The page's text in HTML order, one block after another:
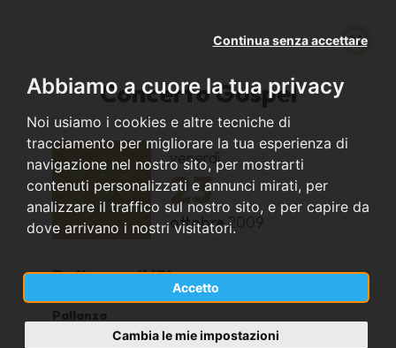
Abbiamo a cuore la tua privacy
Noi usiamo i cookies e altre tecniche di
tracciamento per migliorare la tua esperienza di
navigazione nel nostro sito, per mostrarti
contenuti personalizzati e annunci mirati, per
analizzare il traffico sul nostro sito, e per capire da
dove arrivano i nostri visitatori.
Accetto
Continua senza accettare
Cambia le mie impostazioni
Concerto Gospel
venerdì
23
ottobre2009
Pallanza (VB)
Pallanza